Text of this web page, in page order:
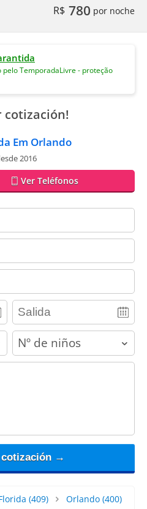
R$ 780 por noche
TemporadaLivre - proteção
cotización!
Em Orlando
2016
Ver Teléfonos
children
cotización →
(409) Orlando (400)